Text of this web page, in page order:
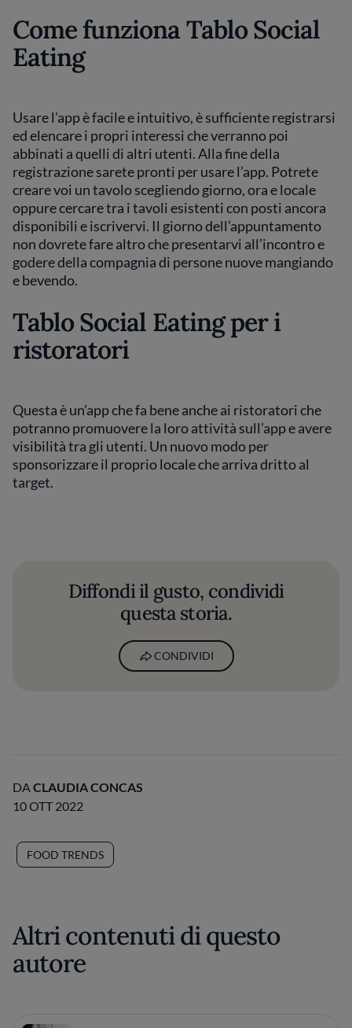
Come funziona Tablo Social
Eating
Usare l’app è facile e intuitivo, è sufficiente registrarsi
ed elencare i propri interessi che verranno poi
abbinati a quelli di altri utenti. Alla fine della
registrazione sarete pronti per usare l’app. Potrete
creare voi un tavolo scegliendo giorno, ora e locale
oppure cercare tra i tavoli esistenti con posti ancora
disponibili e iscrivervi. Il giorno dell’appuntamento
non dovrete fare altro che presentarvi all’incontro e
godere della compagnia di persone nuove mangiando
e bevendo.
Tablo Social Eating per i
ristoratori
Questa è un’app che fa bene anche ai ristoratori che
potranno promuovere la loro attività sull’app e avere
visibilità tra gli utenti. Un nuovo modo per
sponsorizzare il proprio locale che arriva dritto al
target.
Diffondi il gusto, condividi
questa storia.
CONDIVIDI
DACLAUDIA CONCAS
10 OTT 2022
FOOD TRENDS
Altri contenuti di questo
autore